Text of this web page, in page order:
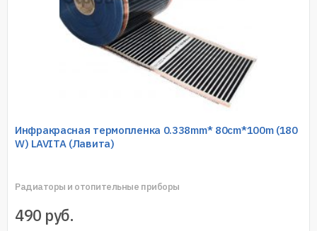
Инфракрасная термопленка 0.338mm* 80cm*100m (180
W) LAVITA (Лавита)
Радиаторы и отопительные приборы
490 руб.